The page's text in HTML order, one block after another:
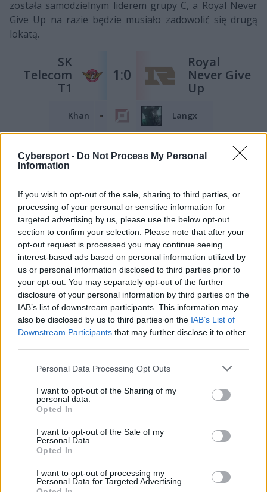
Cybersport - Do Not Process My Personal
Information
If you wish to opt-out of the sale, sharing to third parties, or
processing of your personal or sensitive information for
targeted advertising by us, please use the below opt-out
section to confirm your selection. Please note that after your
opt-out request is processed you may continue seeing
interest-based ads based on personal information utilized by
us or personal information disclosed to third parties prior to
your opt-out. You may separately opt-out of the further
disclosure of your personal information by third parties on the
IAB’s list of downstream participants. This information may
also be disclosed by us to third parties on the IAB’s List of
Downstream Participants that may further disclose it to other
Personal Data Processing Opt Outs
I want to opt-out of the Sharing of my
personal data.
Opted In
I want to opt-out of the Sale of my
Personal Data.
Opted In
I want to opt-out of processing my
Personal Data for Targeted Advertising.
została samodzielnym liderem grupy C, a Royal Never
Give Up na razie będzie musiało zadowolić się drugą
lokatą.
SK
Telecom
T1
1:0
Royal
Never Give
Up
Khan Langx
Teddy Uzi
Effort Ming
Już na samym początku Royal Never Give Up zgarnęło
Ognistego Smoka. Chwilę później na dolnej alei miała
miejsce duża walka, w której obydwie formacje
wyeliminowały po trzech rywali. Jian "Uzi" Zi-Hao
uzyskał ogromną przewagę w stworach nad swoim
przeciwnikiem na dolnej alei, a także zniszczył pierwszą
Infernala. W kolejnym teamfighcie to SKT zgarnęło
wyeliminować czterech rywali i wyjść na prowadzenie.
pozwoliła mistrzom LCK na wygranie potyczki na
środkowej alei i pokonanie Nashora. Gdy wydawało się,
Royal Never Give Up było w stanie unicestwić